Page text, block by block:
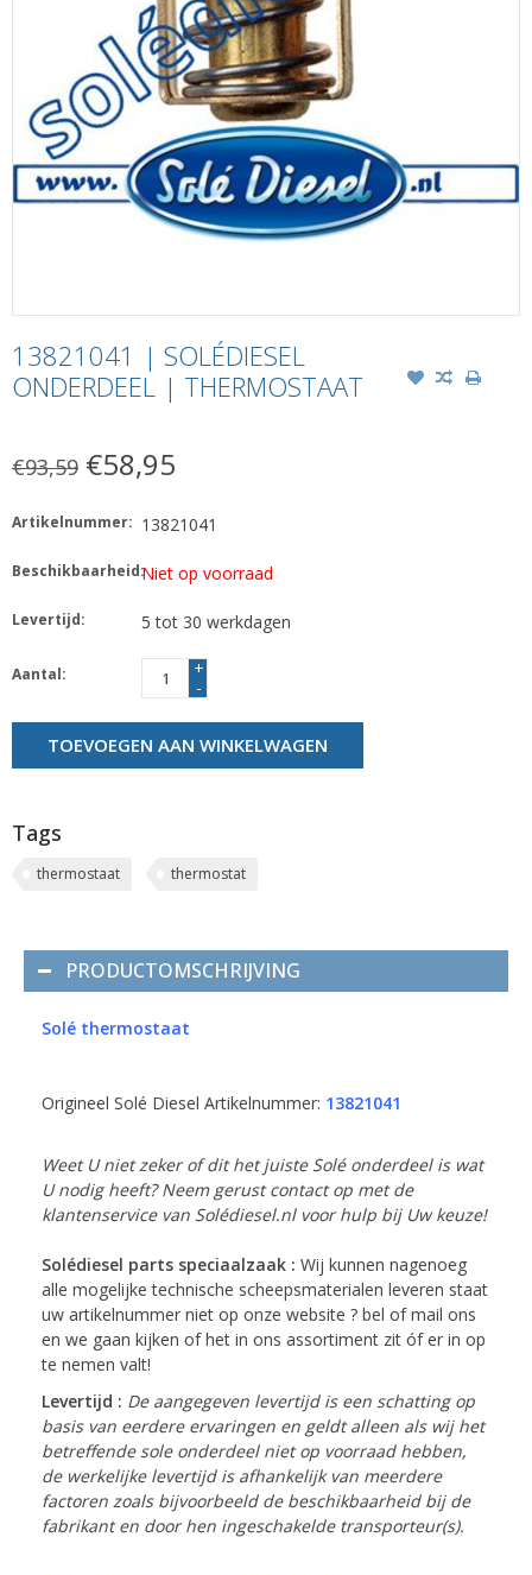
13821041 | SOLÉDIESEL
ONDERDEEL | THERMOSTAAT
€93,59 €58,95
Artikelnummer: 13821041
Beschikbaarheid:Niet op voorraad
Levertijd: 5 tot 30 werkdagen
Aantal:
+
-
TOEVOEGEN AAN WINKELWAGEN
Tags
thermostaat thermostat
PRODUCTOMSCHRIJVING
Solé thermostaat
Origineel Solé Diesel Artikelnummer: 13821041
Weet U niet zeker of dit het juiste Solé onderdeel is wat
U nodig heeft? Neem gerust contact op met de
klantenservice van Solédiesel.nl voor hulp bij Uw keuze!
Solédiesel parts speciaalzaak : Wij kunnen nagenoeg
alle mogelijke technische scheepsmaterialen leveren staat
uw artikelnummer niet op onze website ? bel of mail ons
en we gaan kijken of het in ons assortiment zit óf er in op
te nemen valt!
Levertijd : De aangegeven levertijd is een schatting op
basis van eerdere ervaringen en geldt alleen als wij het
betreffende sole onderdeel niet op voorraad hebben,
de werkelijke levertijd is afhankelijk van meerdere
factoren zoals bijvoorbeeld de beschikbaarheid bij de
fabrikant en door hen ingeschakelde transporteur(s).